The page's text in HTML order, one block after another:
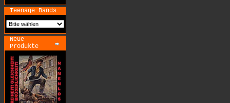
Teenage Bands
Neue
Produkte